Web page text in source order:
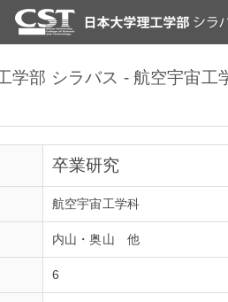
学部 シラバス - 航空宇宙工
卒業研究
航空宇宙工学科
内山・奥山 他
6